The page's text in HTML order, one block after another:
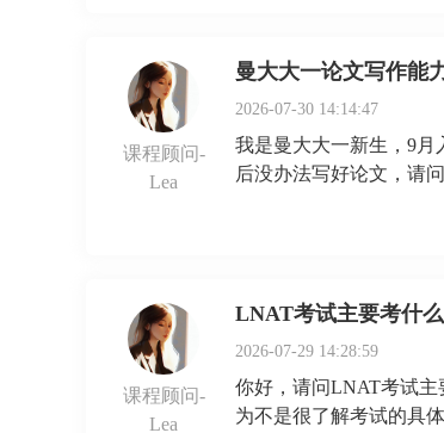
课程顾问-
Lea
曼大大一论文写作能
2026-07-30 14:14:47
我是曼大大一新生，9月
后没办法写好论文，请
课程顾问-
Lea
LNAT考试主要考什
2026-07-29 14:28:59
你好，请问LNAT考试
为不是很了解考试的具